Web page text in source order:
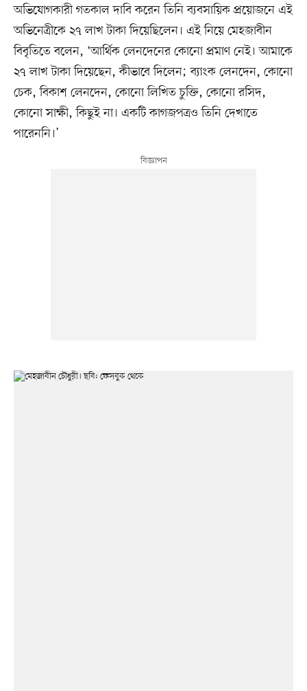
অভিযোগকারী গতকাল দাবি করেন তিনি ব্যবসায়িক প্রয়োজনে এই
অভিনেত্রীকে ২৭ লাখ টাকা দিয়েছিলেন। এই নিয়ে মেহজাবীন
বিবৃতিতে বলেন, ‘আর্থিক লেনদেনের কোনো প্রমাণ নেই। আমাকে
২৭ লাখ টাকা দিয়েছেন, কীভাবে দিলেন; ব্যাংক লেনদেন, কোনো
চেক, বিকাশ লেনদেন, কোনো লিখিত চুক্তি, কোনো রসিদ,
কোনো সাক্ষী, কিছুই না। একটি কাগজপত্রও তিনি দেখাতে
পারেননি।’